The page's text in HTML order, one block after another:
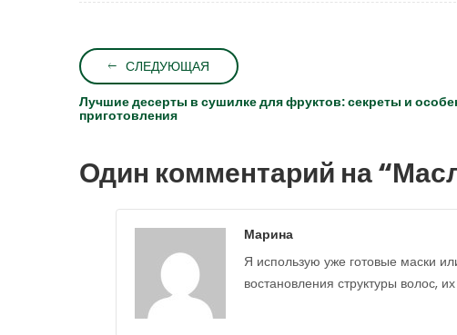
СЛЕДУЮЩАЯ
Лучшие десерты в сушилке для фруктов: секреты и
приготовления
Один комментарий на “
Марина
Я использую уже готовые маски
востановления структуры волос,